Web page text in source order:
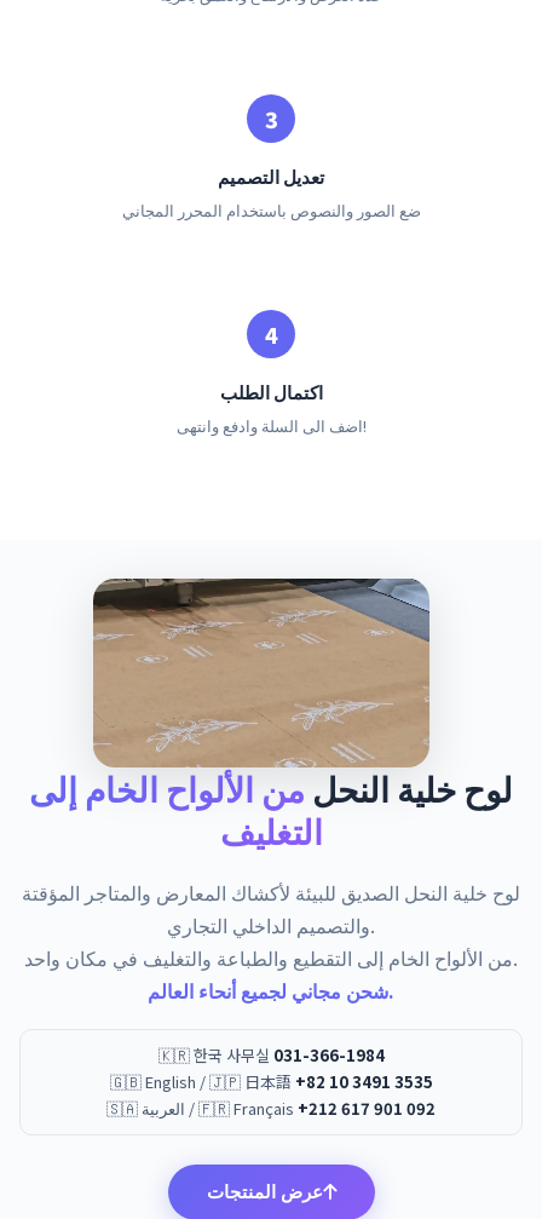
تعديل التصميم
ضع الصور والنصوص باستخدام المحرر المجاني
اكتمال الطلب
اضف الى السلة وادفع وانتهى!
لوح خلية النحل من الألواح الخام إلى
التغليف
لوح خلية النحل الصديق للبيئة لأكشاك المعارض والمتاجر المؤقتة
والتصميم الداخلي التجاري.
من الألواح الخام إلى التقطيع والطباعة والتغليف في مكان واحد.
شحن مجاني لجميع أنحاء العالم.
🇰🇷 한국 사무실 031-366-1984
🇬🇧 English / 🇯🇵 日本語 +82 10 3491 3535
🇸🇦 العربية / 🇫🇷 Français +212 617 901 092
عرض المنتجات